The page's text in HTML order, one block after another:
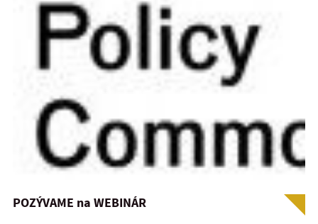
POZÝVAME na WEBINÁR